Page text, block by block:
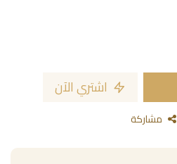
اشتري الآن
مشاركة